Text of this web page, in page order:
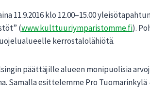
11.9.2016 klo 12.00–15.00
(www.kulttuuriymparistomme.fi).
kerrostalolähiötä.
päättäjille alueen monipuolisia
Samalla esittelemme Pro